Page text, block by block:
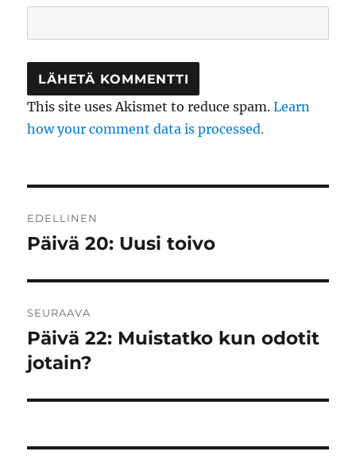
This site uses Akismet to reduce spam.Learn
how your comment data is processed.
selaus
EDELLINEN
Edellinen
Päivä 20: Uusi toivo
SEURAAVA
Seuraava
artikkeli:
Päivä 22: Muistatko kun odotit
jotain?